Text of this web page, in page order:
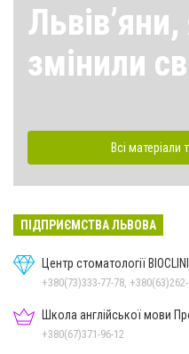
Львівʼяни,
змінили
Всі матеріали
ПІДПРИЄМСТВА ЛЬВОВА
Центр стоматології
+380(73)333-77-78,
Школа англійської мови
+380(67)371-96-12